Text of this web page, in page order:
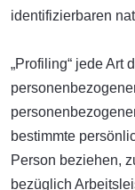
identifizierbaren
„Profiling“ jede Art
bestimmte
Person beziehen,
bezüglich